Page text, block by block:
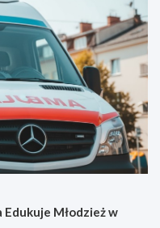
Młodzież w